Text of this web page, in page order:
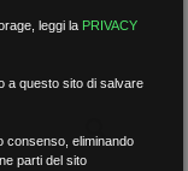
leggi la PRIVACY
a questo sito di salvare
consenso, eliminando
parti del sito